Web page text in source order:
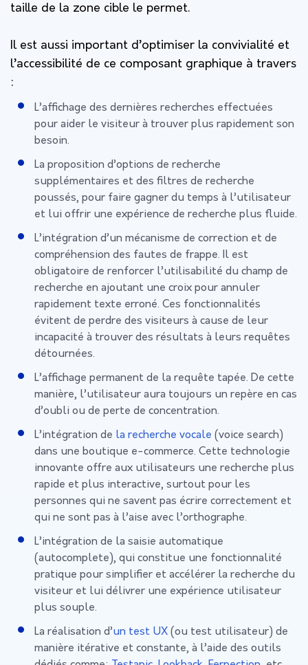
taille de la zone cible le permet.
Il est aussi important d’optimiser la convivialité et
l’accessibilité de ce composant graphique à travers
:
L’affichage des dernières recherches effectuées
pour aider le visiteur à trouver plus rapidement son
besoin.
La proposition d’options de recherche
supplémentaires et des filtres de recherche
poussés, pour faire gagner du temps à l’utilisateur
et lui offrir une expérience de recherche plus fluide.
L’intégration d’un mécanisme de correction et de
compréhension des fautes de frappe. Il est
obligatoire de renforcer l’utilisabilité du champ de
recherche en ajoutant une croix pour annuler
rapidement texte erroné. Ces fonctionnalités
évitent de perdre des visiteurs à cause de leur
incapacité à trouver des résultats à leurs requêtes
détournées.
L’affichage permanent de la requête tapée. De cette
manière, l’utilisateur aura toujours un repère en cas
d’oubli ou de perte de concentration.
L’intégration de la recherche vocale (voice search)
dans une boutique e-commerce. Cette technologie
innovante offre aux utilisateurs une recherche plus
rapide et plus interactive, surtout pour les
personnes qui ne savent pas écrire correctement et
qui ne sont pas à l’aise avec l’orthographe.
L’intégration de la saisie automatique
(autocomplete), qui constitue une fonctionnalité
pratique pour simplifier et accélérer la recherche du
visiteur et lui délivrer une expérience utilisateur
plus souple.
La réalisation d’un test UX (ou test utilisateur) de
manière itérative et constante, à l’aide des outils